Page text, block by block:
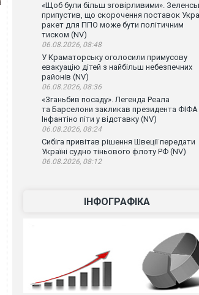
«Щоб були більш зговірливими».
припустив, що скорочення поставок
ракет для ППО може бути політичним
тиском (NV)
06.08.2026, 08:48
У Краматорську оголосили примусову
евакуацію дітей з найбільш небезпечних
районів (NV)
06.08.2026, 08:36
«Зганьбив посаду». Легенда Реала
та Барселони закликав президента ФІФА
Інфантіно піти у відставку (NV)
06.08.2026, 08:24
Сибіга привітав рішення Швеції передати
Україні судно тіньового флоту РФ (NV)
06.08.2026, 08:12
ІНФОГРАФІКА